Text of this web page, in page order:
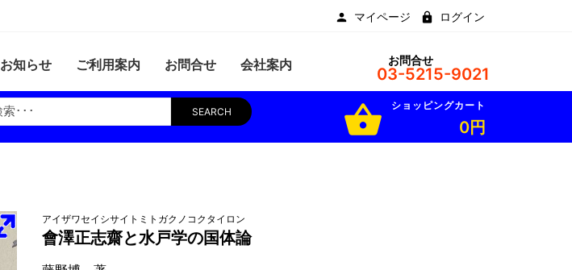
マイページ ログイン
お知らせ ご利用案内 お問合せ 会社案内 お問合せ
03-5215-9021
SEARCH shopping_basket ショッピングカート
0円
アイザワセイシサイトミトガクノコクタイロン
會澤正志齋と水戸学の国体論